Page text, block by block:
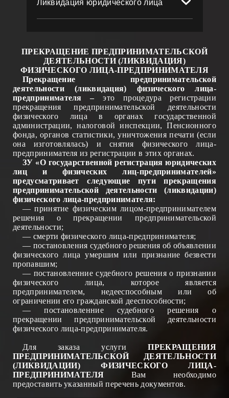
Ликвидация юридического лица
ПРЕКРАЩЕНИЕ ПРЕДПРИНИМАТЕЛЬСКОЙ
ДЕЯТЕЛЬНОСТИ(ЛИКВИДАЦИЯ)
ФИЗИЧЕСКОГО ЛИЦА-ПРЕДПРИНИМАТЕЛЯ
Прекращение предпринимательской
деятельности (ликвидация) физического лица-
предпринимателя –это процедура регистрации
прекращения предпринимательской деятельности
физического лица в органах государственной
администрации, налоговой инспекции, Пенсионного
фонда, органов статистики, уничтожения печати (если
она изготовлялась) и снятия физического лица-
предпринимателя из регистрации в этих органах.
ЗУ «О государственной регистрация юридических
лиц и физических лиц-предпринимателей»
предусматривает следующие пути прекращения
предпринимательской деятельности (ликвидации)
физического лица-предпринимателя:
— принятие физическим лицом-предпринимателем
решения о прекращении предпринимательской
деятельности;
— смерти физического лица-предпринимателя;
— постановления судебного решения об объявлении
физического лица умершим или признание безвести
пропавшим;
— постановленние судебного решения о признании
физического лица, которое является
предпринимателем, недееспособным или об
ограничении его гражданской дееспособности;
— постановленниесудебного решения о
прекращении предпринимательской деятельности
физического лица-предпринимателя.
Для заказа услугиПРЕКРАЩЕНИЯ
ПРЕДПРИНИМАТЕЛЬСКОЙ ДЕЯТЕЛЬНОСТИ
(ЛИКВИДАЦИИ) ФИЗИЧЕСКОГОЛИЦА-
ПРЕДПРИНИМАТЕЛЯ Вам необходимо
предоставить указанный перечень документов.